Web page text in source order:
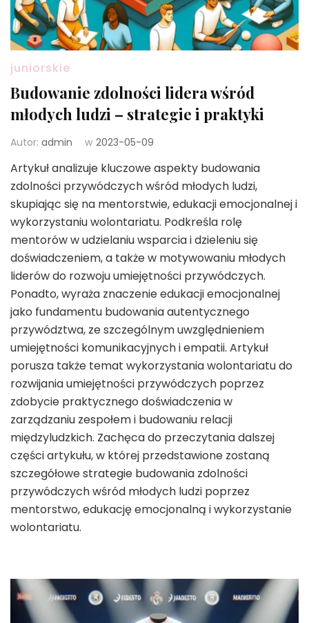
juniorskie
Budowanie zdolności lidera wśród
młodych ludzi – strategie i praktyki
Autor: admin w 2023-05-09
Artykuł analizuje kluczowe aspekty budowania
zdolności przywódczych wśród młodych ludzi,
skupiając się na mentorstwie, edukacji emocjonalnej i
wykorzystaniu wolontariatu. Podkreśla rolę
mentorów w udzielaniu wsparcia i dzieleniu się
doświadczeniem, a także w motywowaniu młodych
liderów do rozwoju umiejętności przywódczych.
Ponadto, wyraża znaczenie edukacji emocjonalnej
jako fundamentu budowania autentycznego
przywództwa, ze szczególnym uwzględnieniem
umiejętności komunikacyjnych i empatii. Artykuł
porusza także temat wykorzystania wolontariatu do
rozwijania umiejętności przywódczych poprzez
zdobycie praktycznego doświadczenia w
zarządzaniu zespołem i budowaniu relacji
międzyludzkich. Zachęca do przeczytania dalszej
części artykułu, w której przedstawione zostaną
szczegółowe strategie budowania zdolności
przywódczych wśród młodych ludzi poprzez
mentorstwo, edukację emocjonalną i wykorzystanie
wolontariatu.